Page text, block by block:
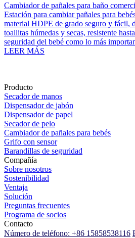
Cambiador de pañales para baño
Estación para cambiar pañales para
material HDPE de grado seguro y fácil,
toallitas húmedas y secas, resistente
seguridad del bebé como lo más
LEER MÁS
Producto
Secador de manos
Dispensador de jabón
Dispensador de papel
Secador de pelo
Cambiador de pañales para bebés
Grifo con sensor
Barandillas de seguridad
Compañía
Sobre nosotros
Sostenibilidad
Ventaja
Solución
Preguntas frecuentes
Programa de socios
Contacto
Número de teléfono: +86 15858538116